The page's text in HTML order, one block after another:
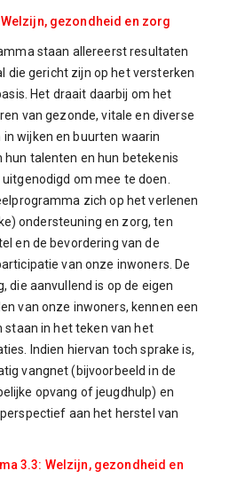
gezondheid en zorg
staan allereerst resultaten
die gericht zijn op het versterken
Het draait daarbij om het
van gezonde, vitale en diverse
wijken en buurten waarin
hun talenten en hun betekenis
om mee te doen.
zich op het verlenen
ondersteuning en zorg, ten
en de bevordering van de
van onze inwoners. De
die aanvullend is op de eigen
van onze inwoners, kennen een
in het teken van het
Indien hiervan toch sprake is,
vangnet (bijvoorbeeld in de
opvang of jeugdhulp) en
aan het herstel van
3.3: Welzijn, gezondheid en